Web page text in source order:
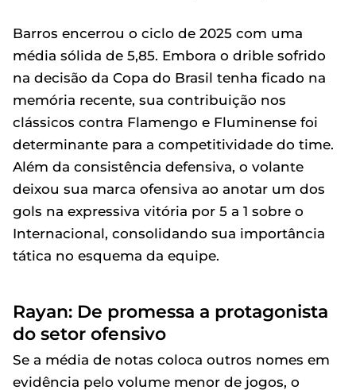
Barros encerrou o ciclo de 2025 com uma
média sólida de 5,85. Embora o drible sofrido
na decisão da Copa do Brasil tenha ficado na
memória recente, sua contribuição nos
clássicos contra Flamengo e Fluminense foi
determinante para a competitividade do time.
Além da consistência defensiva, o volante
deixou sua marca ofensiva ao anotar um dos
gols na expressiva vitória por 5 a 1 sobre o
Internacional, consolidando sua importância
tática no esquema da equipe.
Rayan: De promessa a protagonista
do setor ofensivo
Se a média de notas coloca outros nomes em
evidência pelo volume menor de jogos, o